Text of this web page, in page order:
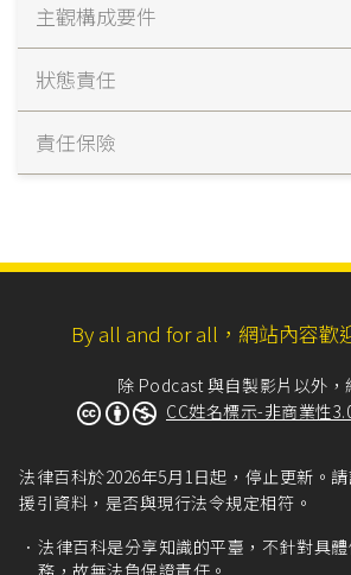
主觀構成要件
狀態責任
責任保險
By all and for all，網站內容歡
除 Podcast 與自製影片以外，
CC姓名標示-非商業性
法律百科於2026年5月1日起，停止更新。
援引資料，是否與現行法令規定相符。
法律百科是分享知識的平臺，不針對具